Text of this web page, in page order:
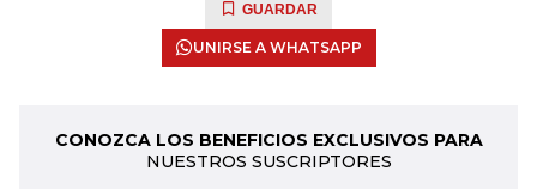
GUARDAR
UNIRSE A WHATSAPP
CONOZCA LOS BENEFICIOS EXCLUSIVOS PARA
NUESTROS SUSCRIPTORES